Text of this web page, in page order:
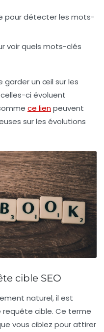
pour détecter les mots-
voir quels mots-clés
garder un œil sur les
ci évoluent
ce lienpeuvent
sur les évolutions
cible SEO
naturel, il est
requête cible. Ce terme
vous ciblez pour attirer